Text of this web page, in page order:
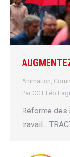
Animation,
Par CGT Léo
Réforme des
travail…